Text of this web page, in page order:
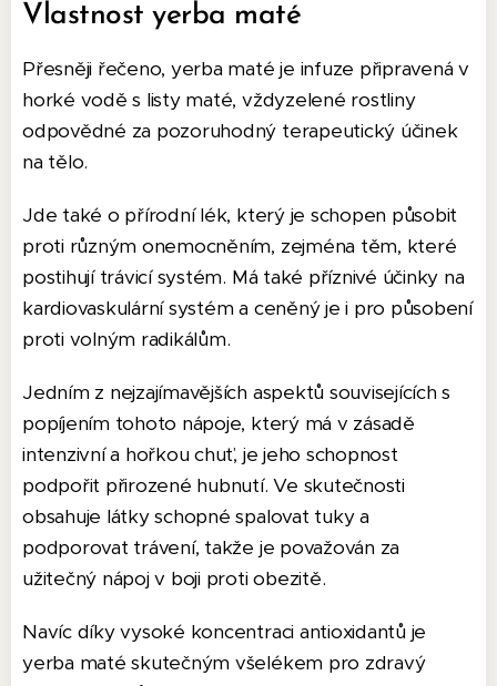
Vlastnost yerba maté
Přesněji řečeno, yerba maté je infuze připravená v
horké vodě s listy maté, vždyzelené rostliny
odpovědné za pozoruhodný terapeutický účinek
na tělo.
Jde také o přírodní lék, který je schopen působit
proti různým onemocněním, zejména těm, které
postihují trávicí systém. Má také příznivé účinky na
kardiovaskulární systém a ceněný je i pro působení
proti volným radikálům.
Jedním z nejzajímavějších aspektů souvisejících s
popíjením tohoto nápoje, který má v zásadě
intenzivní a hořkou chuť, je jeho schopnost
podpořit přirozené hubnutí. Ve skutečnosti
obsahuje látky schopné spalovat tuky a
podporovat trávení, takže je považován za
užitečný nápoj v boji proti obezitě.
Navíc díky vysoké koncentraci antioxidantů je
yerba maté skutečným všelékem pro zdravý